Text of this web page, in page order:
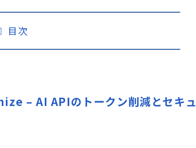
目次
– AI APIのトークン削減とセキュ